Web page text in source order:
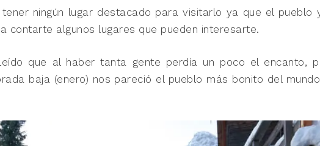
ningún lugar destacado para visitarlo ya que el pueblo
contarte algunos lugares que pueden interesarte.
que al haber tanta gente perdía un poco el encanto,
baja (enero) nos pareció el pueblo más bonito del